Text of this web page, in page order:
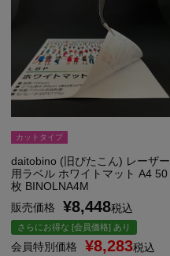
カットタイプ
daitobino (旧ぴたこん) レーザー
用ラベル ホワイトマット A4 50
枚 BINOLNA4M
販売価格
¥8,448税込
さらにお得な [会員価格] あり
会員特別価格 ¥8,283税込